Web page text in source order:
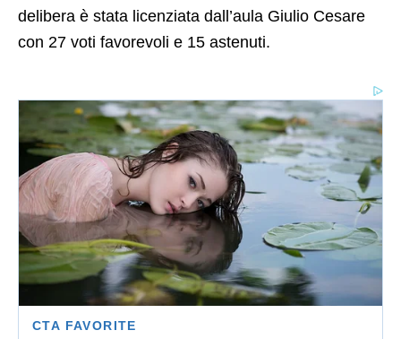
delibera è stata licenziata dall’aula Giulio Cesare
con 27 voti favorevoli e 15 astenuti.